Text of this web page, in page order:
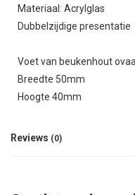
Materiaal: Acrylglas
Dubbelzijdige presentatie
Voet van beukenhout
Breedte 50mm
Hoogte 40mm
Reviews (0)